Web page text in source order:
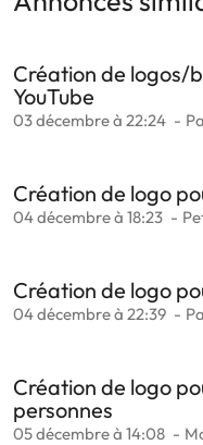
Création de logos/
YouTube
03 décembre à 22:24
Création de logo
04 décembre à 18:23
Création de logo
04 décembre à 22:39
Création de logo
personnes
05 décembre à 14:08